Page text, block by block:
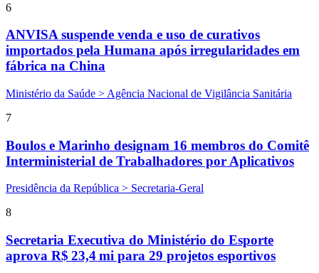
6
ANVISA suspende venda e uso de curativos
importados pela Humana após irregularidades em
fábrica na China
Ministério da Saúde > Agência Nacional de Vigilância Sanitária
7
Boulos e Marinho designam 16 membros do Comitê
Interministerial de Trabalhadores por Aplicativos
Presidência da República > Secretaria-Geral
8
Secretaria Executiva do Ministério do Esporte
aprova R$ 23,4 mi para 29 projetos esportivos